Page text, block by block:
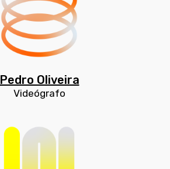
Pedro Oliveira
Videógrafo